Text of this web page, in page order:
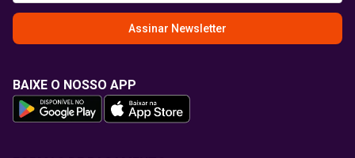
Assinar Newsletter
BAIXE O NOSSO APP